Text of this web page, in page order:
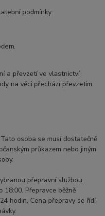
podmínky:
a převzetí ve vlastnictví
na věci přechází převzetím
osoba se musí dostatečně
průkazem nebo jiným
přepravní službou.
18:00. Přepravce běžně
hodin. Cena přepravy se řídí